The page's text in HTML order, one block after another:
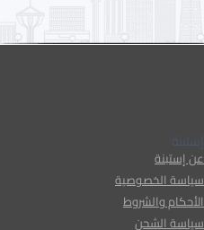
إستبنة
عن إستبنة
سياسة الخصوصية
الأحكام والشروط
سياسة الشحن